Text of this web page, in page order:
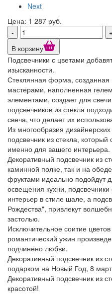
Next
Цена: 1 287 руб.
-
В корзину
Подсвечники с цветами
изысканности.
Стеклянная форма,
мастерами, наполненная
элементами, создает для
подсвечников из стекла
свеча, что делает их
Из многообразия
подсвечник из стекла,
именно для вашего интерьера.
Декоративный подсвечник из
каминной полке, так и на
фруктами идеально подойдут
освещения кухни,
интерьер в стиле шале, а
Рождества", привлекут
застолью.
Исключительное соитие
романтический ужин
подчинено любви.
Декоративный подсвечник из
подарком на Новый Год, 8
Декоративный подсвечник из
красотой!